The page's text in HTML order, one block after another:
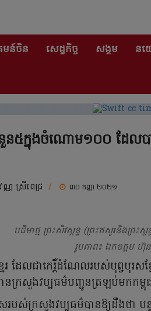
ន៍ចិន សេដ្ឋកិច្ច សង្គម ន
ចំនួន៥ក្នុងចំណោម១០០ ដែល
ណ្ណ ស្រីពេជ្រ / ៣០ កញ្ញា ២០២១
បដិមាថ្ម ព្រះសិវស្កន្ទ (ព្រះឥសូរនិងព្រះស្
រូបភាព៖​ ឯកឧត្តម ហ៊ុ
ែរ ដែលជាកេរ្តិ៍ដំណែលរបស់បុព្វបុរស
នក្រសួងវប្បធម៌បញ្ជូនត្រឡប់មកកម្
បស់ក្រសួងវប្បធម៌បានឱ្យដឹងថា បន្ទ